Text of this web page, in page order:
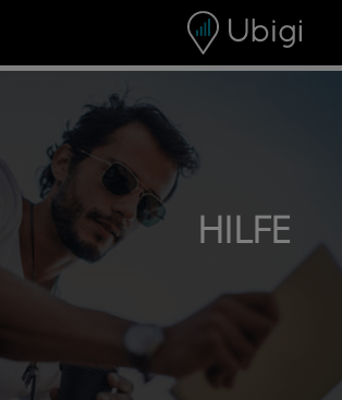
Navigationsleiste Fußzeile
HILFE